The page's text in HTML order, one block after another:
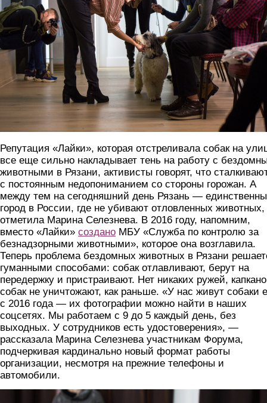
Репутация «Лайки», которая отстреливала собак на
все еще сильно накладывает тень на работу с
животными в Рязани, активисты говорят, что
с постоянным недопониманием со стороны горожан. А
между тем на сегодняшний день Рязань —
город в России, где не убивают отловленных животных,
отметила Марина Селезнева. В 2016 году, напомним,
вместо «Лайки» создано МБУ «Служба по контролю за
безнадзорными животными», которое она возглавила.
Теперь проблема бездомных животных в Рязани
гуманными способами: собак отлавливают, берут на
передержку и пристраивают. Нет никаких ружей,
собак не уничтожают, как раньше. «У нас живут собаки
с 2016 года — их фотографии можно найти в наших
соцсетях. Мы работаем с 9 до 5 каждый день, без
выходных. У сотрудников есть удостоверения», —
рассказала Марина Селезнева участникам Форума,
подчеркивая кардинально новый формат работы
организации, несмотря на прежние телефоны и
автомобили.